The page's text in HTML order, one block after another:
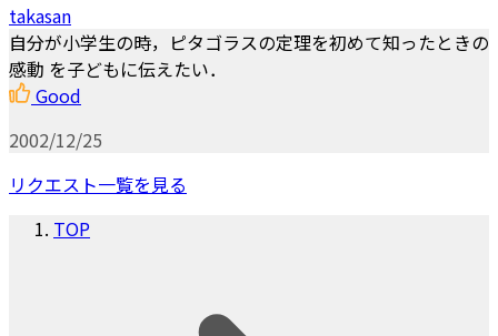
takasan
自分が小学生の時，ピタゴラスの定理を初めて知ったときの
感動 を子どもに伝えたい．
Good
2002/12/25
リクエスト一覧を見る
TOP